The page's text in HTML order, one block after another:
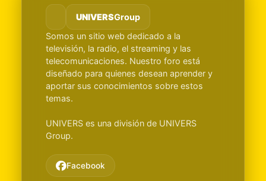
UNIVERSGroup
Somos un sitio web dedicado a la
televisión, la radio, el streaming y las
telecomunicaciones. Nuestro foro está
diseñado para quienes desean aprender y
aportar sus conocimientos sobre estos
temas.
UNIVERS es una división de UNIVERS
Group.
Facebook